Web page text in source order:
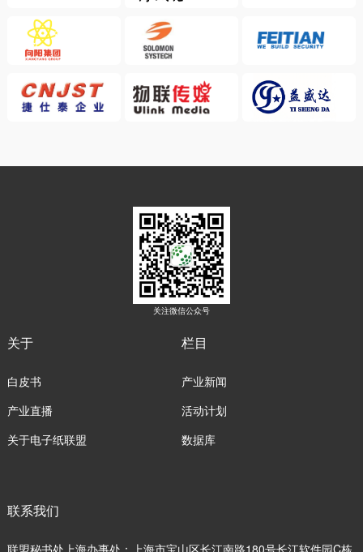
关注微信公众号
关于
白皮书
产业直播
关于电子纸联盟
栏目
产业新闻
活动计划
数据库
联系我们
联盟秘书处上海办事处：上海市宝山区长江南路180号长江软件园C栋